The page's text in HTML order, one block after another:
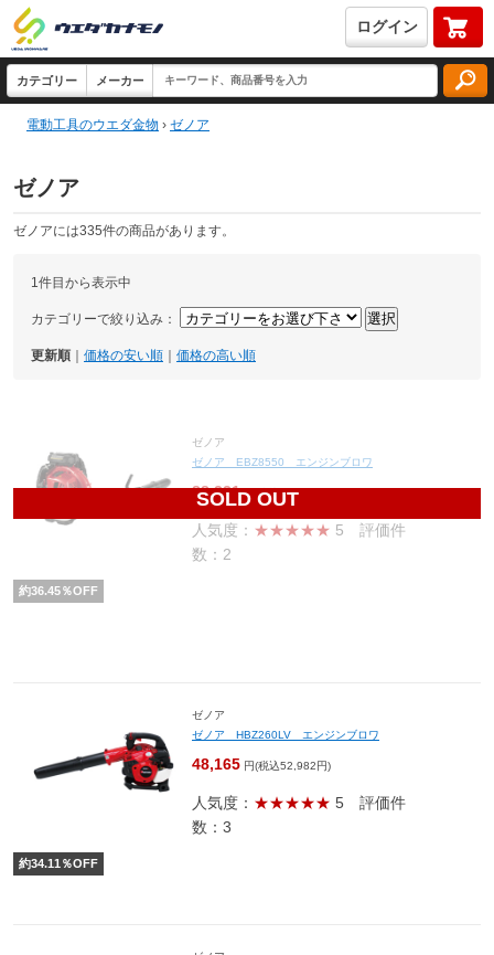
ログイン
電動工具のウエダ金物 › ゼノア
ゼノア
ゼノアには335件の商品があります。
1件目から表示中
カテゴリーで絞り込み：
更新順 価格の安い順 価格の高い順
SOLD OUT
ゼノア
ゼノア EBZ8550 エンジンブロワ
88,331円(税込97,164円)
人気度： ★★★★★ 5 評価件
数：2
約36.45％OFF
ゼノア
ゼノア HBZ260LV エンジンブロワ
48,165 円(税込52,982円)
人気度： ★★★★★ 5 評価件
数：3
約34.11 ％OFF